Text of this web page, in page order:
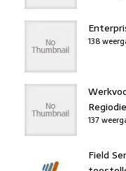
138
137
Field